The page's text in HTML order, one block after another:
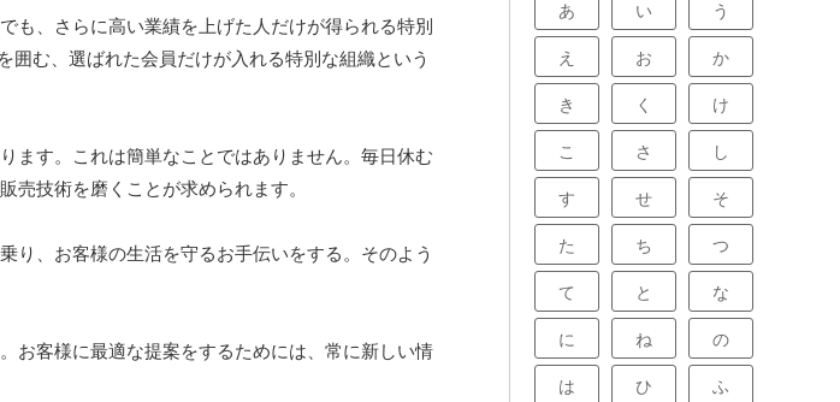
も、さらに高い業績を上げた人だけが得られる特別
囲む、選ばれた会員だけが入れる特別な組織という
ます。これは簡単なことではありません。毎日休む
売技術を磨くことが求められます。
り、お客様の生活を守るお手伝いをする。そのよう
お客様に最適な提案をするためには、常に新しい情
あ い う
え お か
き く け
こ さ し
す せ そ
た ち つ
て と な
に ね の
は ひ ふ